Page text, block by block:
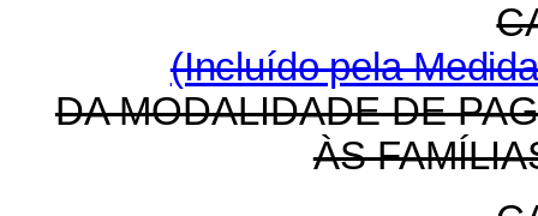
(Incluído pela
DA MODALIDADE DE
ÀS